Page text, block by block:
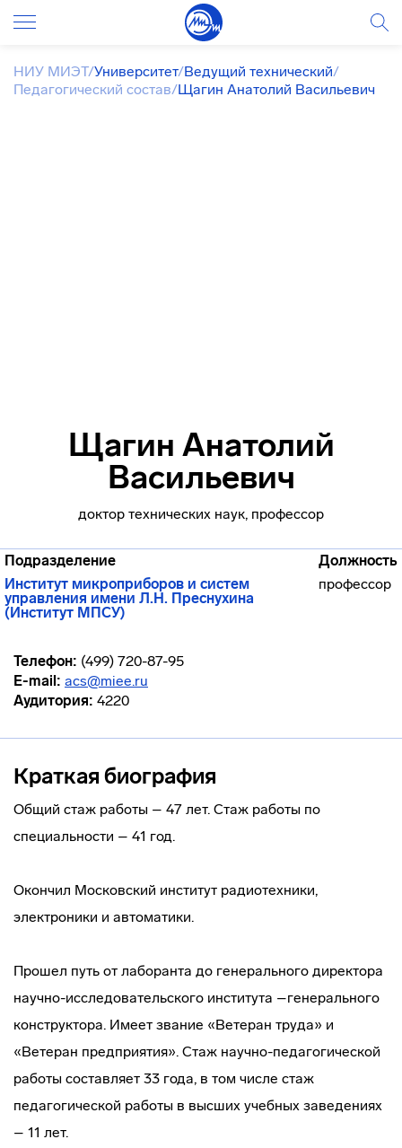
НИУ МИЭТ/Университет/Ведущий технический/
Педагогический состав/Щагин Анатолий Васильевич
Щагин Анатолий
Васильевич
доктор технических наук, профессор
Подразделение
Должность
Институт микроприборов и систем
управления имени Л.Н. Преснухина
(Институт МПСУ)
профессор
Телефон: (499) 720-87-95
E-mail: acs@miee.ru
Аудитория: 4220
Краткая биография
Общий стаж работы – 47 лет. Стаж работы по
специальности – 41 год.
Окончил Московский институт радиотехники,
электроники и автоматики.
Прошел путь от лаборанта до генерального директора
научно-исследовательского института –генерального
конструктора. Имеет звание «Ветеран труда» и
«Ветеран предприятия». Стаж научно-педагогической
работы составляет 33 года, в том числе стаж
педагогической работы в высших учебных заведениях
– 11 лет.